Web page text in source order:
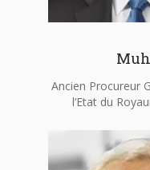
Ancien Procureur
l’Etat du